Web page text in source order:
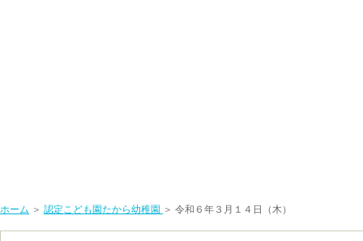
ホーム ＞ 認定こども園たから幼稚園 ＞ 令和６年３月１４日（木）